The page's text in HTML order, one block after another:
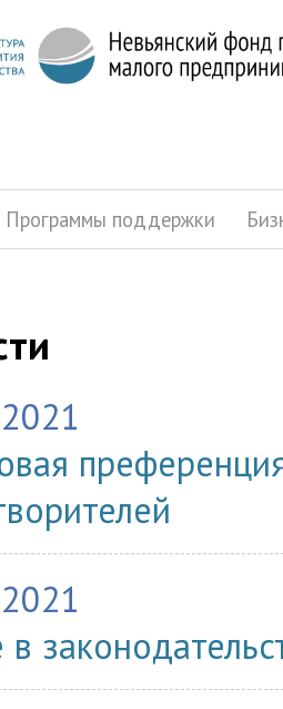
Программы поддержки